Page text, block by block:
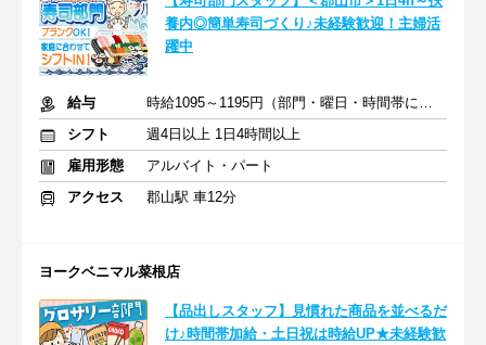
養内◎簡単寿司づくり♪未経験歓迎！主婦活
躍中
給与
時給1095～1195円（部門・曜日・時間帯による）＋交通費
シフト
週4日以上 1日4時間以上
雇用形態
アルバイト・パート
アクセス
郡山駅 車12分
ヨークベニマル菜根店
【品出しスタッフ】見慣れた商品を並べるだ
け♪時間帯加給・土日祝は時給UP★未経験歓